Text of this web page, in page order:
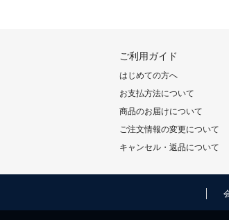
ご利用ガイド
はじめての方へ
お支払方法について
商品のお届けについて
ご注文情報の変更について
キャンセル・返品について